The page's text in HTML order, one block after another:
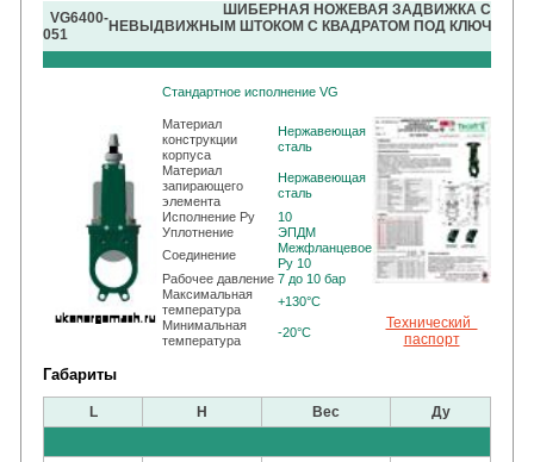
VG6400-
051
ШИБЕРНАЯ НОЖЕВАЯ ЗАДВИЖКА С
НЕВЫДВИЖНЫМ ШТОКОМ С КВАДРАТОМ ПОД КЛЮЧ
Стандартное исполнение VG
Материал
конструкции
корпуса
Нержавеющая
сталь
Материал
запирающего
элемента
Нержавеющая
сталь
Исполнение Ру
10
Уплотнение
ЭПДМ
Cоединение
Межфланцевое
Pу 10
Рабочее давление 7 до 10 бар
Максимальная
температура
+130°C
Минимальная
температура
-20°C
Технический
паспорт
Габариты
L H Вес Ду